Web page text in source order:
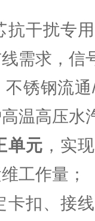
抗干扰专
需求，信
不锈钢流
温高压水
单元 ，实
工作量；
卡扣、接